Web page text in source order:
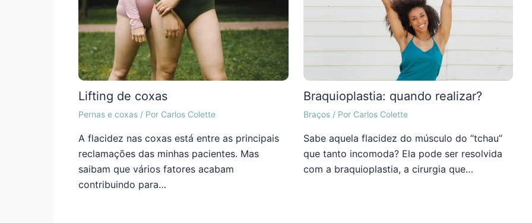
Lifting de coxas
Pernas e coxas / Por Carlos Colette
A flacidez nas coxas está entre as principais
reclamações das minhas pacientes. Mas
saibam que vários fatores acabam
contribuindo para…
Braquioplastia: quando realizar?
Braços/ Por Carlos Colette
Sabe aquela flacidez do músculo do “tchau”
que tanto incomoda? Ela pode ser resolvida
com a braquioplastia, a cirurgia que…